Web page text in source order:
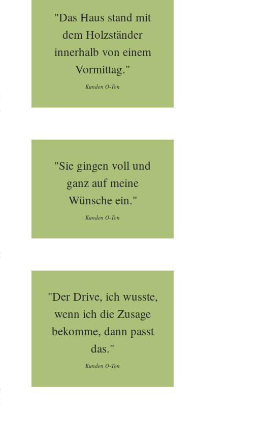
"Das Haus stand mit
dem Holzständer
innerhalb von einem
Vormittag."
Kunden O-Ton
"Sie gingen voll und
ganz auf meine
Wünsche ein."
Kunden O-Ton
"Der Drive, ich wusste,
wenn ich die Zusage
bekomme, dann passt
das."
Kunden O-Ton